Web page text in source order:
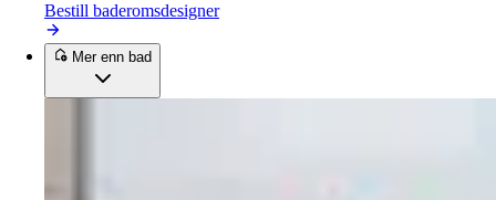
Bestill baderomsdesigner
Mer enn bad